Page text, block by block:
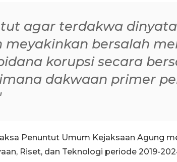
agar terdakwa
meyakinkan bersalah
korupsi secara
dakwaan primer
Penuntut Umum Kejaksaan Agung
Riset, dan Teknologi periode 2019-